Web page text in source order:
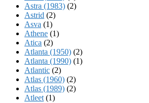
Astra (1983) (2)
Astrid (2)
Asva (1)
Athene (1)
Atica (2)
Atlanta (1950) (2)
Atlanta (1990) (1)
Atlantic (2)
Atlas (1960) (2)
Atlas (1989) (2)
Atleet (1)